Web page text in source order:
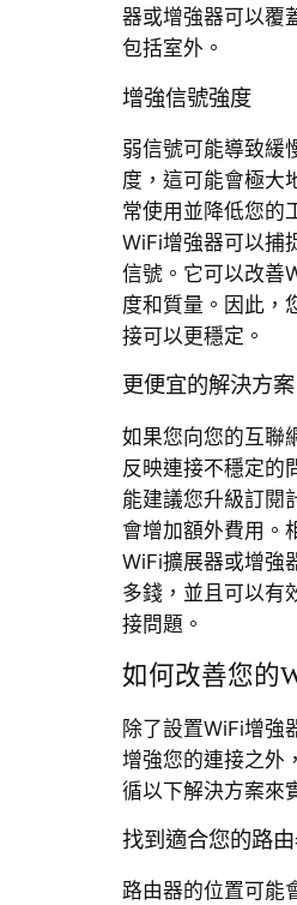
器或增強器可以覆
包括室外。
增強信號強度
弱信號可能導致緩
度，這可能會極大
常使用並降低您的
WiFi增強器可以捕
信號。它可以改善
度和質量。因此，
接可以更穩定。
更便宜的解決方案
如果您向您的互聯
反映連接不穩定的
能建議您升級訂閱
會增加額外費用。
WiFi擴展器或增強
多錢，並且可以有
接問題。
如何改善您的
除了設置WiFi增強
增強您的連接之外
循以下解決方案來
找到適合您的路
路由器的位置可能